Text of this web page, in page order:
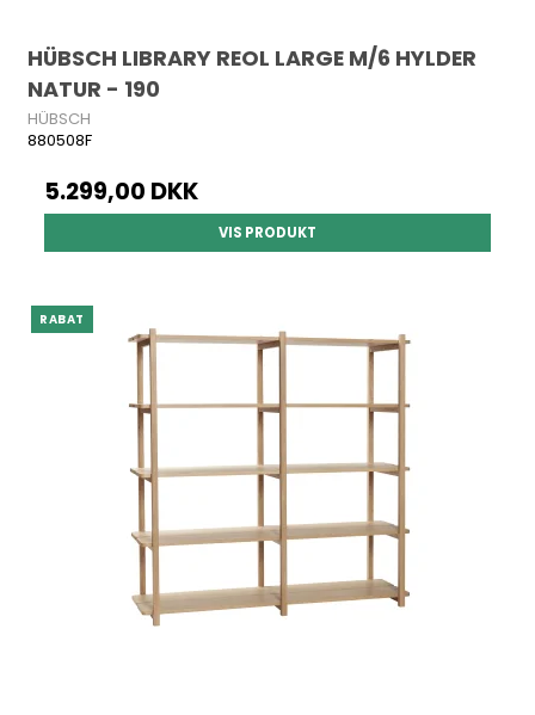
HÜBSCH LIBRARY REOL LARGE M/6 HYLDER
NATUR - 190
HÜBSCH
880508F
5.299,00 DKK
VIS PRODUKT
RABAT